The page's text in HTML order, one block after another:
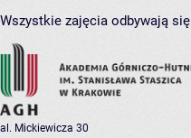
Wszystkie zajęcia odbywają
al. Mickiewicza 30